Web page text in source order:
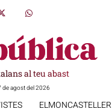
al teu abast
de agost del 2026
ELMONCASTELLER